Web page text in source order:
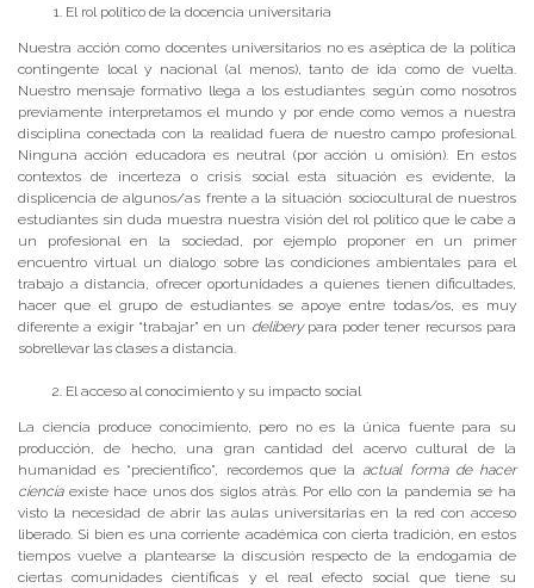
El rol político de la docencia universitaria
Nuestra acción como docentes universitarios no es aséptica de la política
contingente local y nacional (al menos), tanto de ida como de vuelta.
Nuestro mensaje formativo llega a los estudiantes según como nosotros
previamente interpretamos el mundo y por ende como vemos a nuestra
disciplina conectada con la realidad fuera de nuestro campo profesional.
Ninguna acción educadora es neutral (por acción u omisión). En estos
contextos de incerteza o crisis social esta situación es evidente, la
displicencia de algunos/as frente a la situación sociocultural de nuestros
estudiantes sin duda muestra nuestra visión del rol político que le cabe a
un profesional en la sociedad, por ejemplo proponer en un primer
encuentro virtual un dialogo sobre las condiciones ambientales para el
trabajo a distancia, ofrecer oportunidades a quienes tienen dificultades,
hacer que el grupo de estudiantes se apoye entre todas/os, es muy
diferente a exigir “trabajar” en un deliberypara poder tener recursos para
sobrellevar las clases a distancia.
El acceso al conocimiento y su impacto social
La ciencia produce conocimiento, pero no es la única fuente para su
producción, de hecho, una gran cantidad del acervo cultural de la
humanidad es “precientífico”, recordemos que laactual forma de hacer
cienciaexiste hace unos dos siglos atrás. Por ello con la pandemia se ha
visto la necesidad de abrir las aulas universitarias en la red con acceso
liberado. Si bien es una corriente académica con cierta tradición, en estos
tiempos vuelve a plantearse la discusión respecto de la endogamia de
ciertas comunidades científicas y el real efecto social que tiene su